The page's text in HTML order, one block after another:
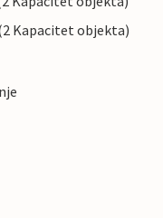
Kapacitet objekta)